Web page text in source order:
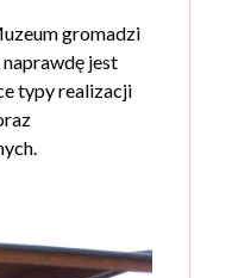
gromadzi
jest
typy realizacji